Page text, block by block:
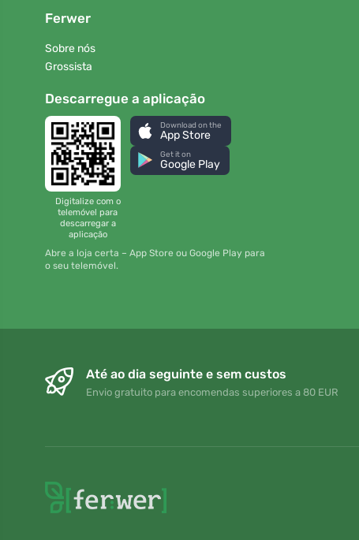
Ferwer
Sobre nós
Grossista
Descarregue a aplicação
Digitalize com o
telemóvel para
descarregar a
aplicação
Download on the
App Store
Get it on
Google Play
Abre a loja certa – App Store ou Google Play para
o seu telemóvel.
Até ao dia seguinte e sem custos
Envio gratuito para encomendas superiores a 80 EUR